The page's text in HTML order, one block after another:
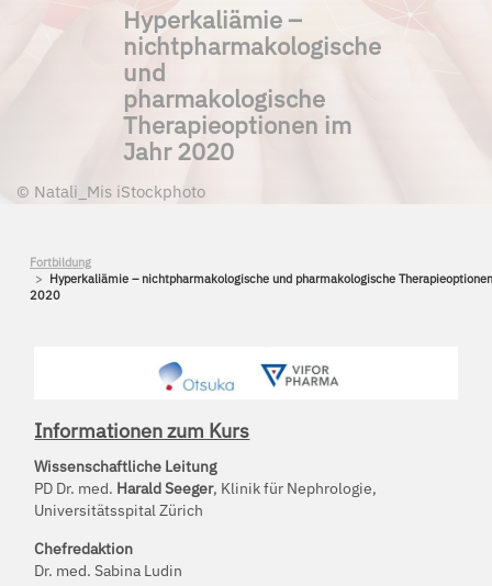
© Natali_Mis iStockphoto
Hyperkaliämie –
nichtpharmakologische
und
pharmakologische
Therapieoptionen im
Jahr 2020
Fortbildung
Hyperkaliämie – nichtpharmakologische und pharmakologische
2020
Informationen zum Kurs
Wissenschaftliche Leitung
PD Dr. med. Harald Seeger, Klinik für Nephrologie,
Universitätsspital Zürich
Chefredaktion
Dr. med. Sabina Ludin